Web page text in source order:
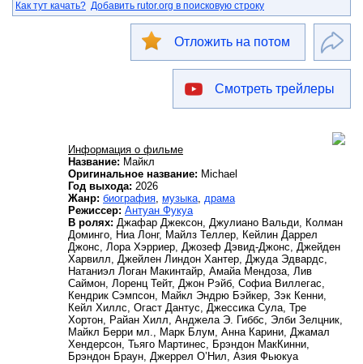
Как тут качать? Добавить rutor.org в поисковую строку
Отложить на потом
Смотреть трейлеры
Информация о фильме
Название: Майкл
Оригинальное название: Michael
Год выхода: 2026
Жанр: биография, музыка, драма
Режиссер: Антуан Фукуа
В ролях: Джафар Джексон, Джулиано Вальди, Колман
Доминго, Ниа Лонг, Майлз Теллер, Кейлин Даррел
Джонс, Лора Хэрриер, Джозеф Дэвид-Джонс, Джейден
Харвилл, Джейлен Линдон Хантер, Джуда Эдвардс,
Натаниэл Логан Макинтайр, Амайа Мендоза, Лив
Саймон, Лоренц Тейт, Джон Рэйб, Софиа Виллегас,
Кендрик Сэмпсон, Майкл Эндрю Бэйкер, Зэк Кенни,
Кейл Хиллс, Огаст Дантус, Джессика Сула, Тре
Хортон, Райан Хилл, Анджела Э. Гиббс, Элби Зелцник,
Майкл Берри мл., Марк Блум, Анна Карини, Джамал
Хендерсон, Тьяго Мартинес, Брэндон МакКинни,
Брэндон Браун, Джеррел О’Нил, Азия Фьюкуа